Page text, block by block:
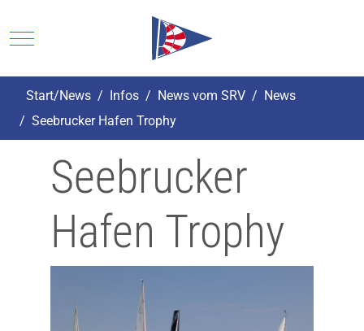
Mobile Menu Toggle
Start/News Infos News vom SRV
News
Seebrucker Hafen Trophy
Seebrucker
Hafen Trophy